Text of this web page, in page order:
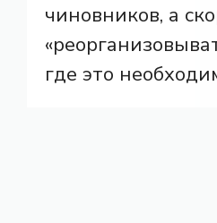
чиновников, а
где это